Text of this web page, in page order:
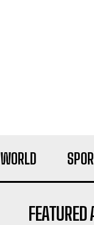
WORLD
FEATURED